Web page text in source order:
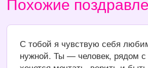
С тобой я чувствую себя
нужной. Ты — человек, рядом с